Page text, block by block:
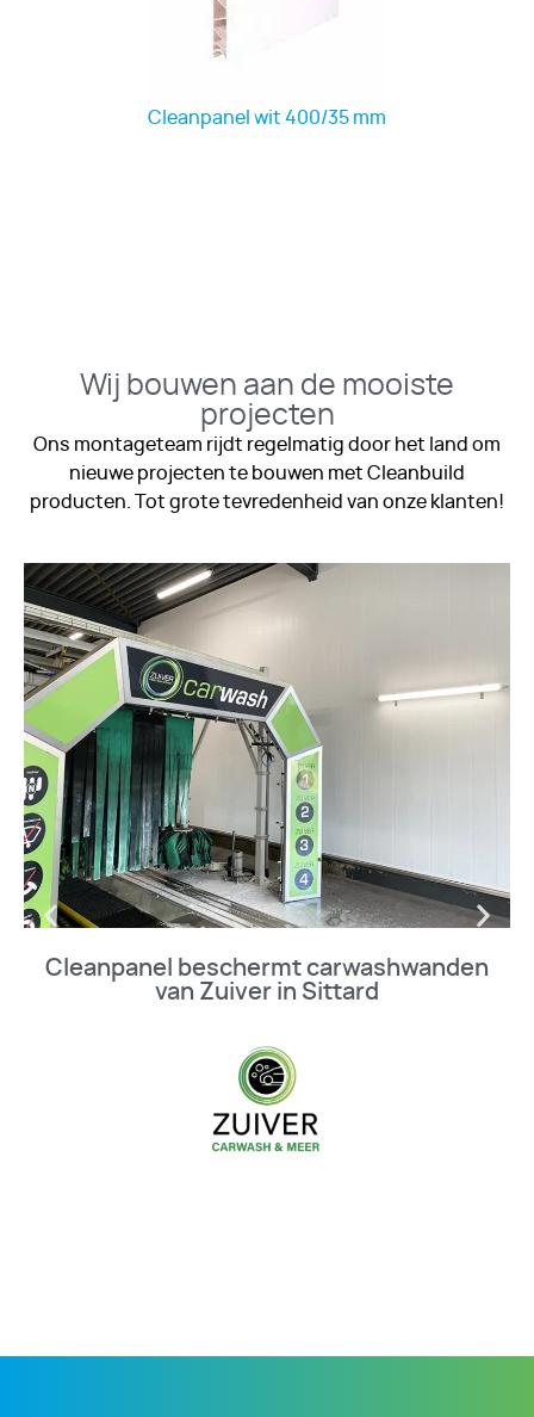
Cleanpanel wit 400/35 mm
Wij bouwen aan de mooiste
projecten
Ons montageteam rijdt regelmatig door het land om
nieuwe projecten te bouwen met Cleanbuild
producten. Tot grote tevredenheid van onze klanten!
Cleanpanel beschermt carwashwanden
van Zuiver in Sittard